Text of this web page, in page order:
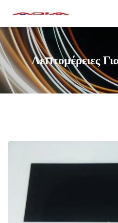
Λεπτομέρειες